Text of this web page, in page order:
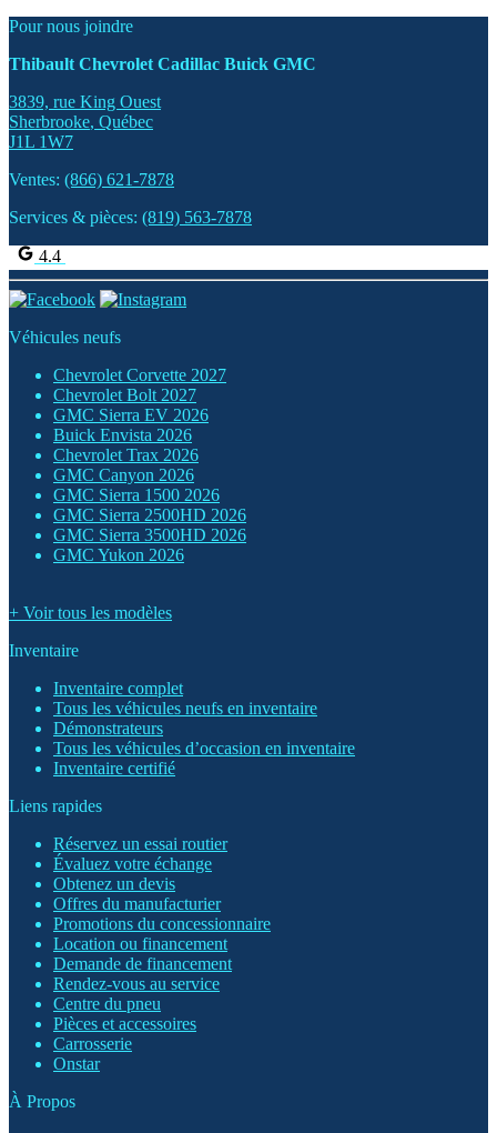
Pour nous joindre
Thibault Chevrolet Cadillac Buick GMC
3839, rue King Ouest
Sherbrooke, Québec
J1L 1W7
Ventes: (866) 621-7878
Services & pièces: (819) 563-7878
4.4
Véhicules neufs
Chevrolet Corvette 2027
Chevrolet Bolt 2027
GMC Sierra EV 2026
Buick Envista 2026
Chevrolet Trax 2026
GMC Canyon 2026
GMC Sierra 1500 2026
GMC Sierra 2500HD 2026
GMC Sierra 3500HD 2026
GMC Yukon 2026
+ Voir tous les modèles
Inventaire
Inventaire complet
Tous les véhicules neufs en inventaire
Démonstrateurs
Tous les véhicules d’occasion en inventaire
Inventaire certifié
Liens rapides
Réservez un essai routier
Évaluez votre échange
Obtenez un devis
Offres du manufacturier
Promotions du concessionnaire
Location ou financement
Demande de financement
Rendez-vous au service
Centre du pneu
Pièces et accessoires
Carrosserie
Onstar
À Propos